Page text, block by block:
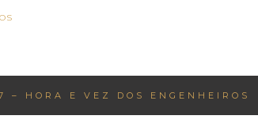
– HORA E VEZ DOS ENGENHEIROS